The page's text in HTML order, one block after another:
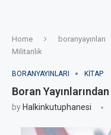
Home boranyayınları
Militanlık
BORANYAYINLARI KITAP
Boran
by Halkinkutuphanesi